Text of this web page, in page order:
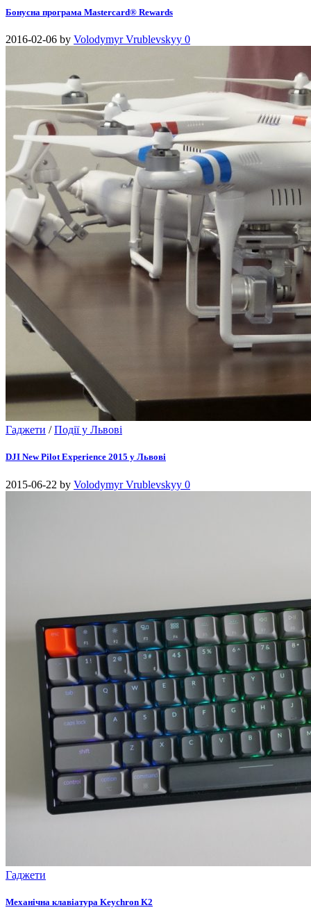
Бонусна програма Mastercard® Rewards
2016-02-06 by Volodymyr Vrublevskyy 0
Гаджети /Події у Львові
DJI New Pilot Experience 2015 у Львові
2015-06-22 by Volodymyr Vrublevskyy 0
Гаджети
Механічна клавіатура Keychron K2